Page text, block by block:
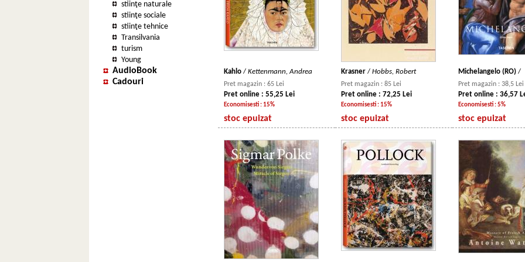
stiinţe naturale
stiinţe sociale
stiinţe tehnice
Transilvania
turism
Young
AudioBook
Cadouri
Kahlo / Kettenmann, Andrea Krasner / Hobbs, Robert Michelangelo (RO) /
Pret magazin : 65 Lei
Pret online : 55,25 Lei
Economisesti : 15%
Pret magazin : 85 Lei
Pret online : 72,25 Lei
Economisesti : 15%
Pret magazin : 38,5 Lei
Pret online : 36,57
Economisesti : 5%
stoc epuizat stoc epuizat stoc epuizat